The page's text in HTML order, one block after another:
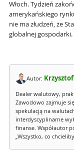
Włoch. Tydzień
amerykańskiego
nie ma złudzeń, że
globalnej gospodarki.
Autor:
Dealer walutowy,
Zawodowo zajmuje
spekulacją na
interdyscyplinarne
finanse. Współautor
„Wszystko, co